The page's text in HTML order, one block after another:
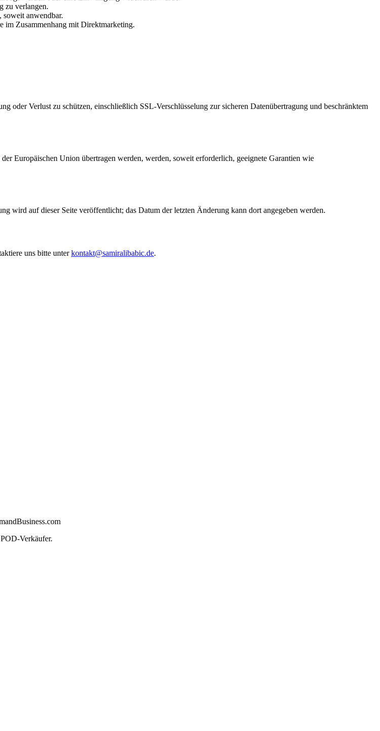
zu verlangen.
soweit anwendbar.
im Zusammenhang mit Direktmarketing.
oder Verlust zu schützen, einschließlich SSL-Verschlüsselung zur sicheren Datenübertragung und beschränktem
Europäischen Union übertragen werden, werden, soweit erforderlich, geeignete Garantien wie
wird auf dieser Seite veröffentlicht; das Datum der letzten Änderung kann dort angegeben werden.
uns bitte unterkontakt@samiralibabic.de.
Verkäufer.